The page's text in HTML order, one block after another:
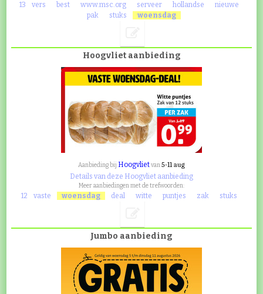
13 vers best www.msc.org serveer hollandse
nieuwe
pak
stuks woensdag
Hoogvliet aanbieding
Aanbieding bij Hoogvlietvan5-11 aug
Details van deze Hoogvliet aanbieding
Meer aanbiedingen met de trefwoorden:
12 vaste woensdag deal witte puntjes zak stuks
Jumbo aanbieding